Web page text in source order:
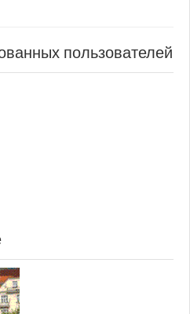
пользователей